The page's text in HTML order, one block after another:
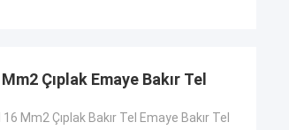
Mm2 Çıplak Emaye Bakır Tel
Mm2 Çıplak Bakır Tel Emaye Bakır Tel